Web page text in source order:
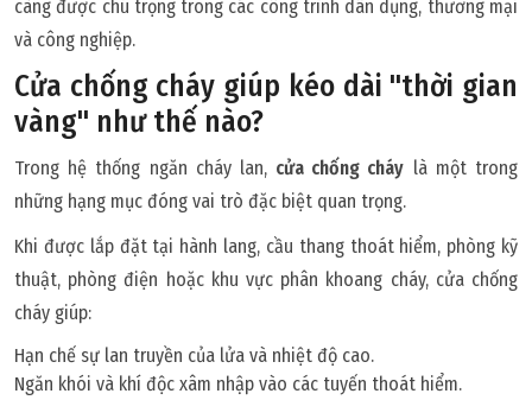
càng được chú trọng trong các công trình dân dụng, thương mại
và công nghiệp.
Cửa chống cháy giúp kéo dài "thời gian
vàng" như thế nào?
Trong hệ thống ngăn cháy lan, cửa chống cháy là một trong
những hạng mục đóng vai trò đặc biệt quan trọng.
Khi được lắp đặt tại hành lang, cầu thang thoát hiểm, phòng kỹ
thuật, phòng điện hoặc khu vực phân khoang cháy, cửa chống
cháy giúp:
Hạn chế sự lan truyền của lửa và nhiệt độ cao.
Ngăn khói và khí độc xâm nhập vào các tuyến thoát hiểm.